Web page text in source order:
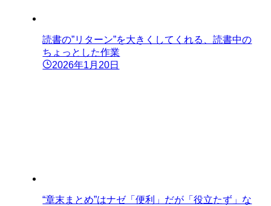
読書の”リターン”を大きくしてくれる、読書中の
ちょっとした作業
2026年1月20日
“章末まとめ”はナゼ「便利」だが「役立たず」な